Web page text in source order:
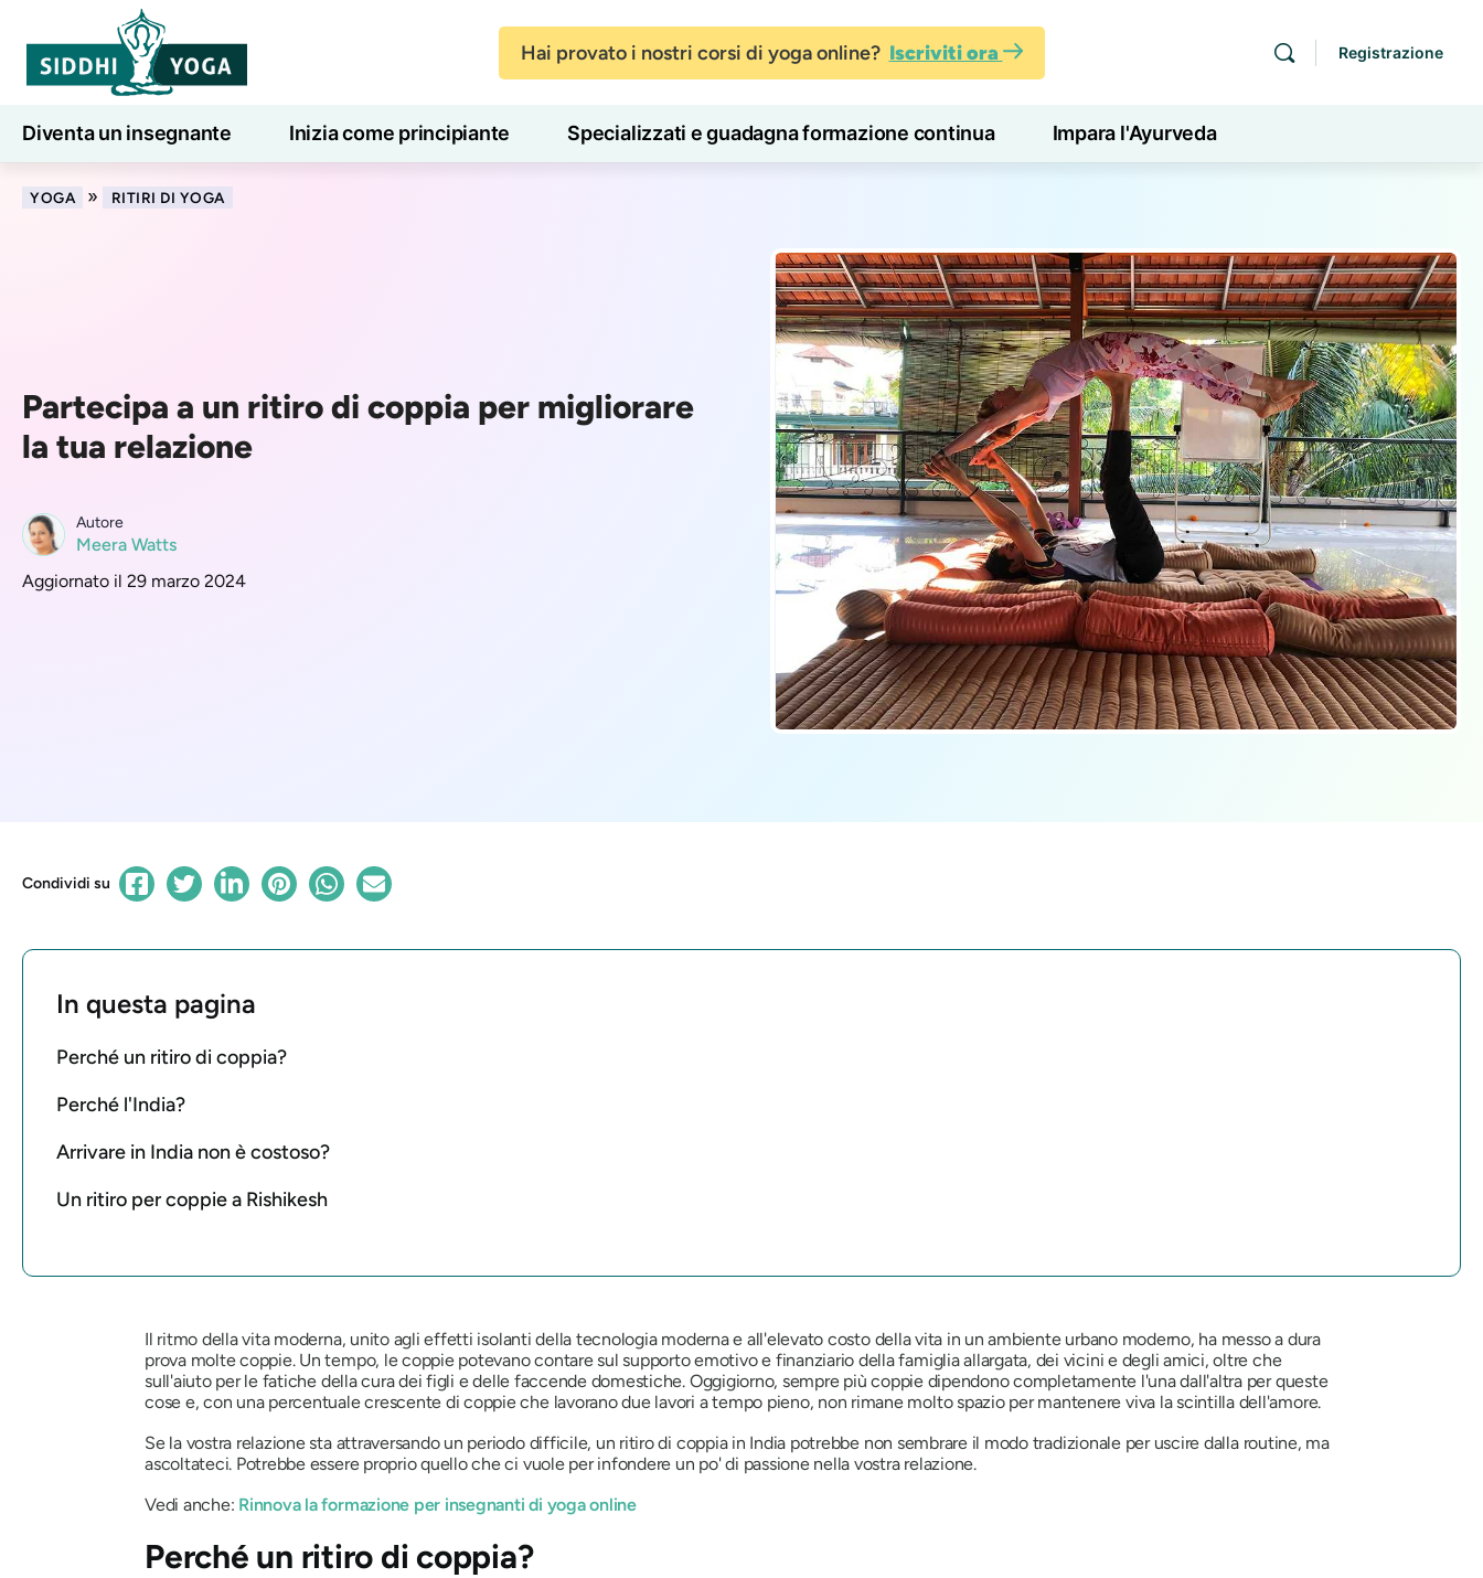
Hai provato i nostri corsi di yoga online? Iscriviti ora Registrazione
Diventa un insegnante Inizia come principiante Specializzati e guadagna formazione continua Impara l'Ayurveda
Lezioni di yoga online
YOGA » RITIRI DI YOGA
Partecipa a un ritiro di coppia per migliorare
la tua relazione
Autore
Meera Watts
Aggiornato il 29 marzo 2024
Condividi su
In questa pagina
Perché un ritiro di coppia?
Perché l'India?
Arrivare in India non è costoso?
Un ritiro per coppie a Rishikesh
Il ritmo della vita moderna, unito agli effetti isolanti della tecnologia moderna e all'elevato costo della vita in un ambiente urbano moderno, ha messo a dura
prova molte coppie. Un tempo, le coppie potevano contare sul supporto emotivo e finanziario della famiglia allargata, dei vicini e degli amici, oltre che
sull'aiuto per le fatiche della cura dei figli e delle faccende domestiche. Oggigiorno, sempre più coppie dipendono completamente l'una dall'altra per queste
cose e, con una percentuale crescente di coppie che lavorano due lavori a tempo pieno, non rimane molto spazio per mantenere viva la scintilla dell'amore.
Se la vostra relazione sta attraversando un periodo difficile, un ritiro di coppia in India potrebbe non sembrare il modo tradizionale per uscire dalla routine, ma
ascoltateci. Potrebbe essere proprio quello che ci vuole per infondere un po' di passione nella vostra relazione.
Vedi anche: Rinnova la formazione per insegnanti di yoga online
Perché un ritiro di coppia?